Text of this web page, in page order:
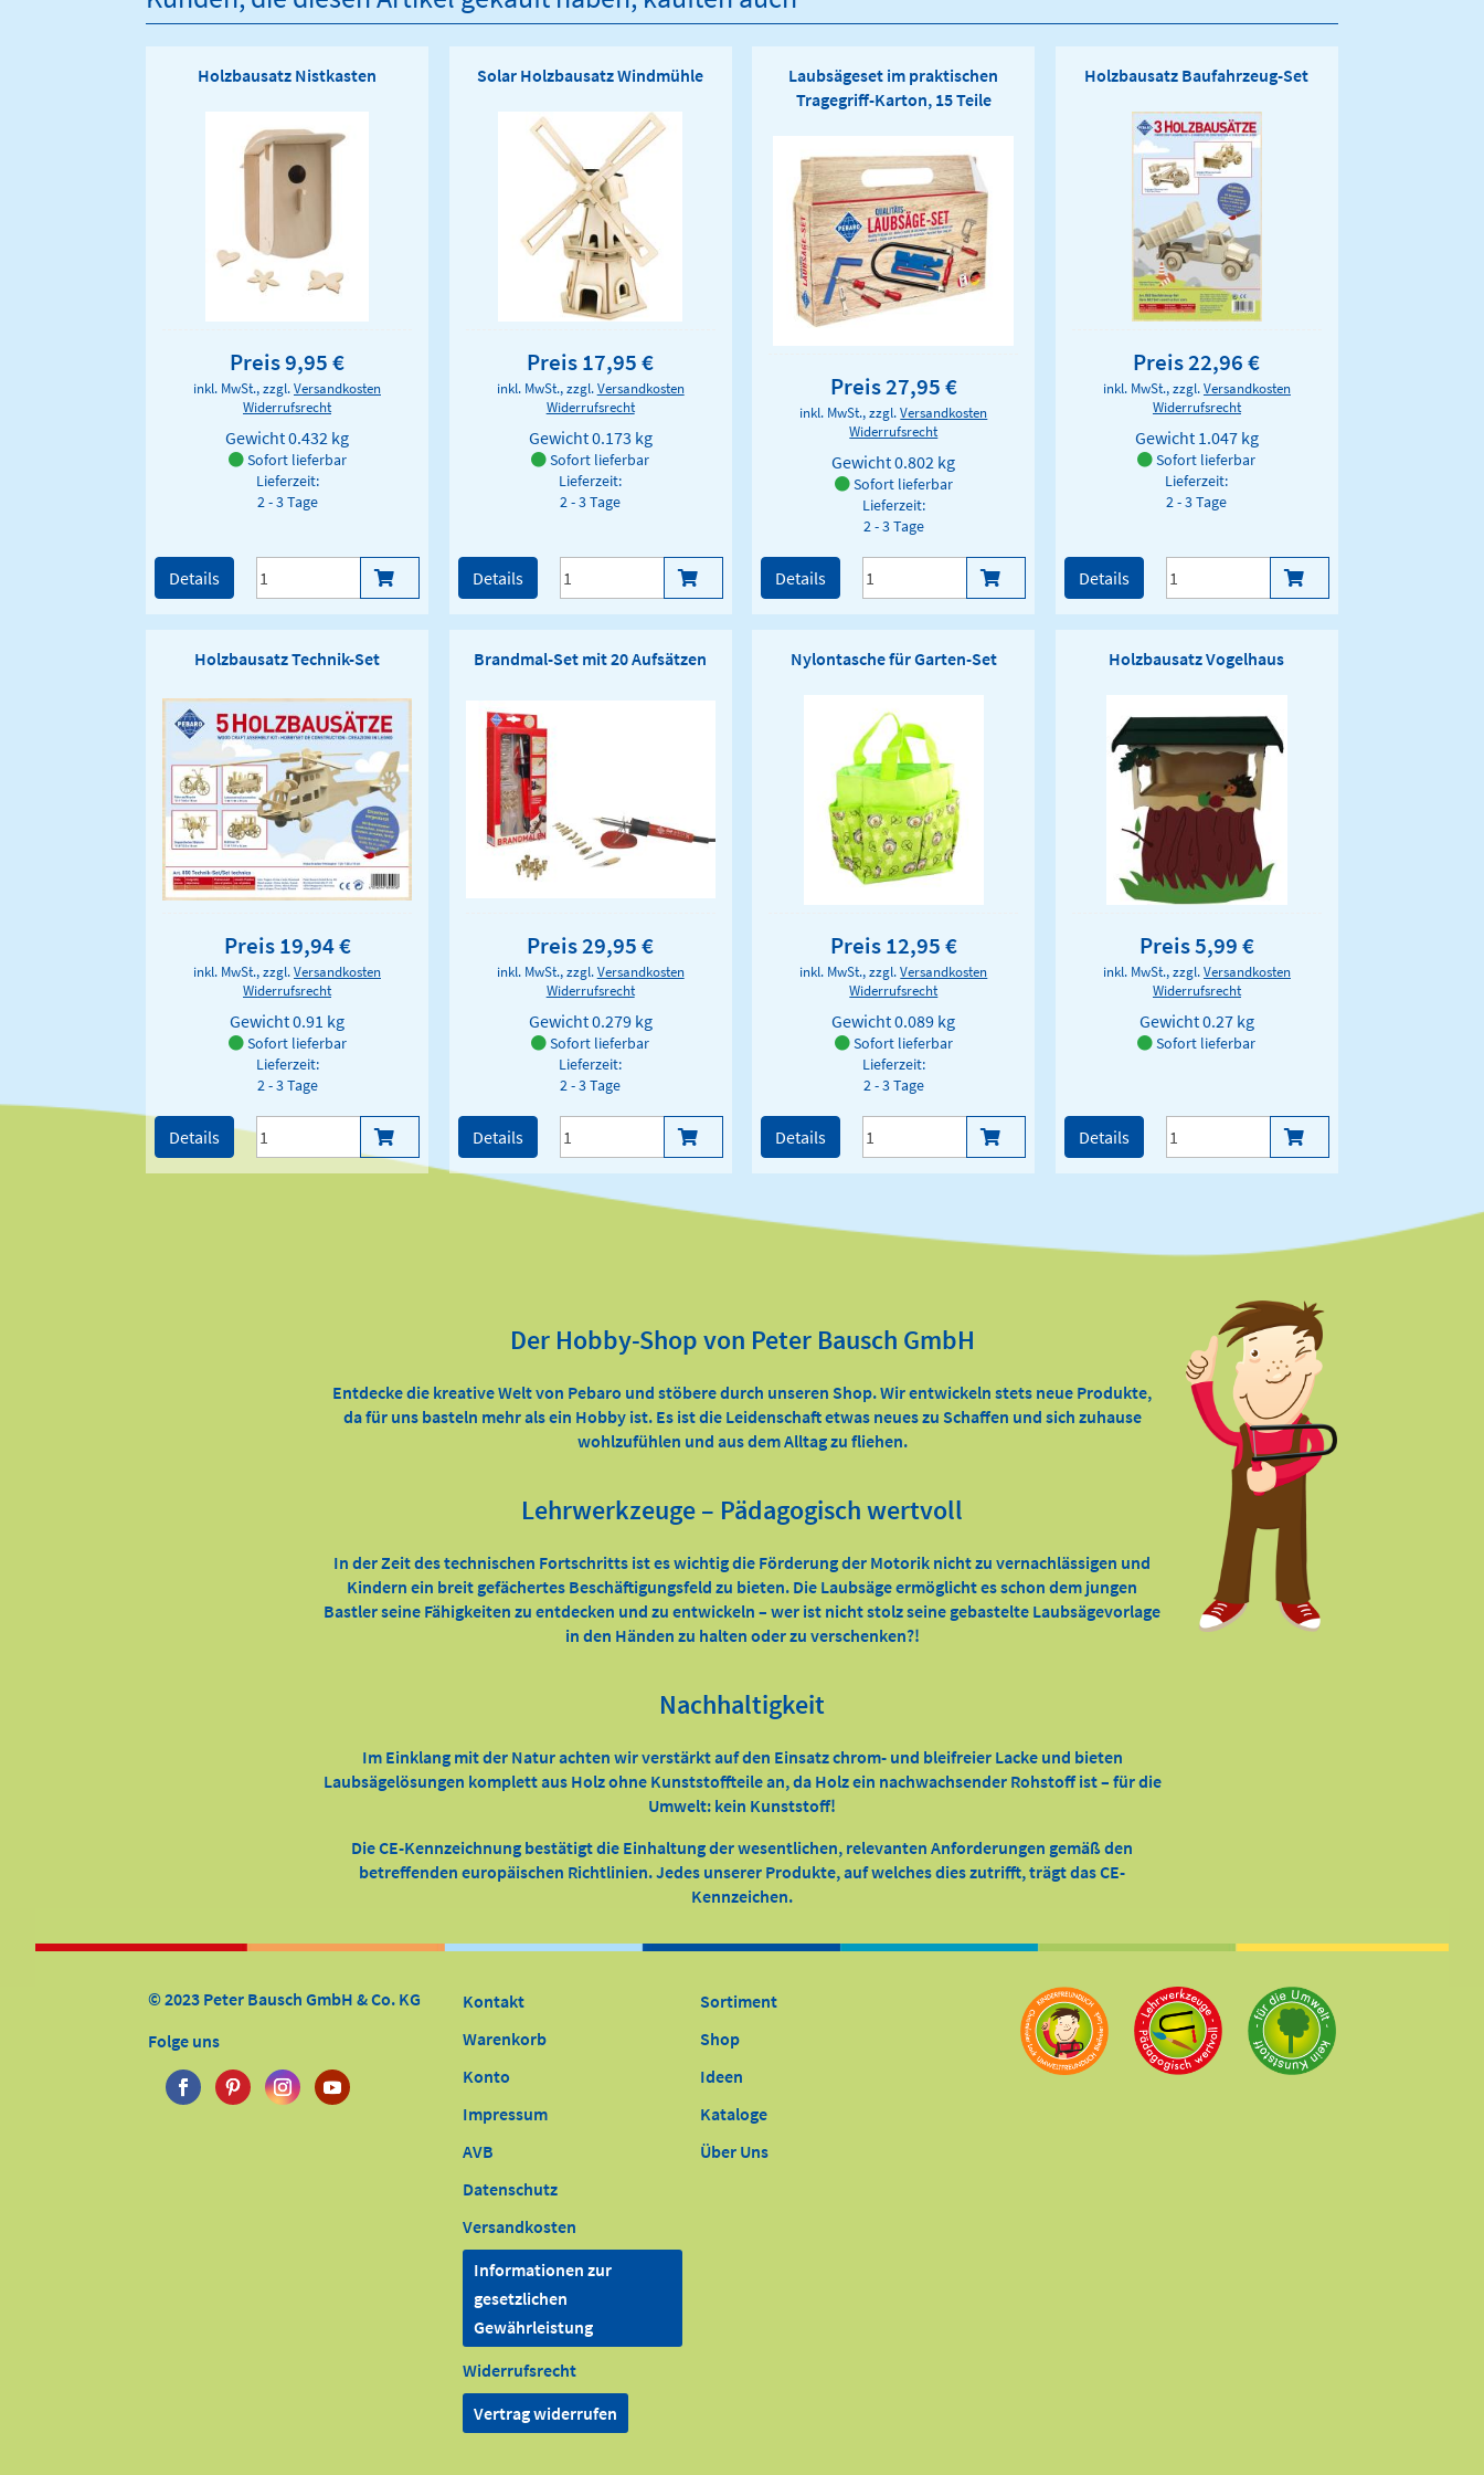
Holzbausatz Nistkasten
Preis 9,95 €
inkl. MwSt., zzgl.Versandkosten
Widerrufsrecht
Gewicht0.432 kg
Sofort lieferbar
Lieferzeit:
2 - 3 Tage
Details
Solar Holzbausatz Windmühle
Preis 17,95 €
inkl. MwSt., zzgl.Versandkosten
Widerrufsrecht
Gewicht0.173 kg
Sofort lieferbar
Lieferzeit:
2 - 3 Tage
Details
Laubsägeset im praktischen
Tragegriff-Karton, 15 Teile
Preis 27,95 €
inkl. MwSt., zzgl.Versandkosten
Widerrufsrecht
Gewicht0.802 kg
Sofort lieferbar
Lieferzeit:
2 - 3 Tage
Details
Holzbausatz Baufahrzeug-Set
Preis 22,96 €
inkl. MwSt., zzgl.Versandkosten
Widerrufsrecht
Gewicht 1.047 kg
Sofort lieferbar
Lieferzeit:
2 - 3 Tage
Details
Holzbausatz Technik-Set
Preis 19,94 €
inkl. MwSt., zzgl.Versandkosten
Widerrufsrecht
Gewicht0.91 kg
Sofort lieferbar
Lieferzeit:
2 - 3 Tage
Details
Brandmal-Set mit 20 Aufsätzen
Preis 29,95 €
inkl. MwSt., zzgl.Versandkosten
Widerrufsrecht
Gewicht0.279 kg
Sofort lieferbar
Lieferzeit:
2 - 3 Tage
Details
Nylontasche für Garten-Set
Preis 12,95 €
inkl. MwSt., zzgl.Versandkosten
Widerrufsrecht
Gewicht0.089 kg
Sofort lieferbar
Lieferzeit:
2 - 3 Tage
Details
Holzbausatz Vogelhaus
Preis 5,99 €
inkl. MwSt., zzgl.Versandkosten
Widerrufsrecht
Gewicht0.27 kg
Sofort lieferbar
Details
Der Hobby-Shop von Peter Bausch GmbH
Entdecke die kreative Welt von Pebaro und stöbere durch unseren Shop. Wir entwickeln stets neue Produkte,
da für uns basteln mehr als ein Hobby ist. Es ist die Leidenschaft etwas neues zu Schaffen und sich zuhause
wohlzufühlen und aus dem Alltag zu fliehen.
Lehrwerkzeuge – Pädagogisch wertvoll
In der Zeit des technischen Fortschritts ist es wichtig die Förderung der Motorik nicht zu vernachlässigen und
Kindern ein breit gefächertes Beschäftigungsfeld zu bieten. Die Laubsäge ermöglicht es schon dem jungen
Bastler seine Fähigkeiten zu entdecken und zu entwickeln – wer ist nicht stolz seine gebastelte Laubsägevorlage
in den Händen zu halten oder zu verschenken?!
Nachhaltigkeit
Im Einklang mit der Natur achten wir verstärkt auf den Einsatz chrom- und bleifreier Lacke und bieten
Laubsägelösungen komplett aus Holz ohne Kunststoffteile an, da Holz ein nachwachsender Rohstoff ist – für die
Umwelt: kein Kunststoff!
Die CE-Kennzeichnung bestätigt die Einhaltung der wesentlichen, relevanten Anforderungen gemäß den
betreffenden europäischen Richtlinien. Jedes unserer Produkte, auf welches dies zutrifft, trägt das CE-
Kennzeichen.
© 2023 Peter Bausch GmbH & Co. KG
Folge uns
Kontakt
Warenkorb
Konto
Impressum
AVB
Datenschutz
Versandkosten
Informationen zur
gesetzlichen
Gewährleistung
Widerrufsrecht
Vertrag widerrufen
Sortiment
Shop
Ideen
Kataloge
Über Uns